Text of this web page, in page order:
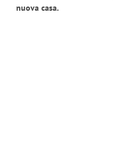
nuova casa.